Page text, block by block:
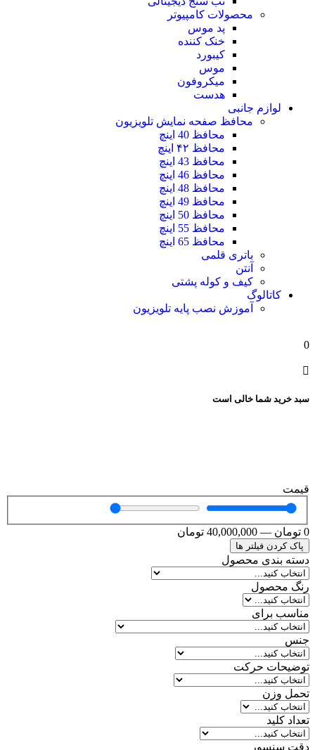
محصولات کامپیوتر
پد موس
خنک کننده
کیبورد
موس
میکروفون
هدست
لوازم جانبی
محافظ صفحه نمایش تلویزیون
محافظ 40 اینچ
محافظ ۴۲ اینچ
محافظ 43 اینچ
محافظ 46 اینچ
محافظ 48 اینچ
محافظ 49 اینچ
محافظ 50 اینچ
محافظ 55 اینچ
محافظ 65 اینچ
باتری قلمی
آنتن
کیف و کوله پشتی
کاتالوگ
آموزش نصب پایه تلویزیون
0
سبد خرید شما خالی است
قیمت
0 تومان —
40,000,000 تومان
پاک کردن فیلتر ها
دسته بندی محصول
رنگ محصول
مناسب برای
جنس
توضیحات حرکت
تحمل وزن
تعداد کلید
دقت سنسور